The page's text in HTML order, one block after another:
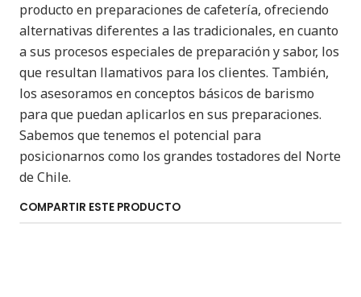
producto en preparaciones de cafetería, ofreciendo
alternativas diferentes a las tradicionales, en cuanto
a sus procesos especiales de preparación y sabor, los
que resultan llamativos para los clientes. También,
los asesoramos en conceptos básicos de barismo
para que puedan aplicarlos en sus preparaciones.
Sabemos que tenemos el potencial para
posicionarnos como los grandes tostadores del Norte
de Chile.
COMPARTIR ESTE PRODUCTO